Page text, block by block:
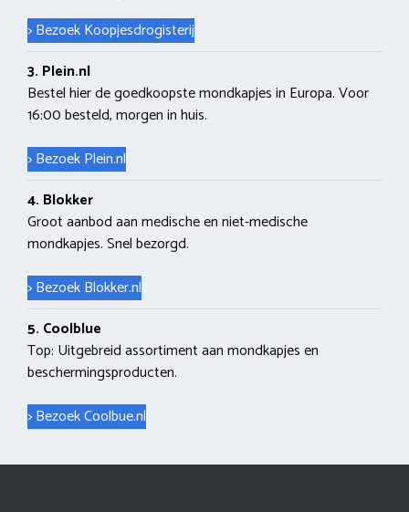
> Bezoek Koopjesdrogisterij
3. Plein.nl
Bestel hier de goedkoopste mondkapjes in Europa. Voor
16:00 besteld, morgen in huis.
> Bezoek Plein.nl
4. Blokker
Groot aanbod aan medische en niet-medische
mondkapjes. Snel bezorgd.
> Bezoek Blokker.nl
5. Coolblue
Top: Uitgebreid assortiment aan mondkapjes en
beschermingsproducten.
> Bezoek Coolbue.nl